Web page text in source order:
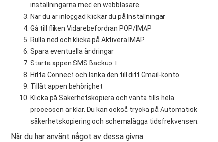
inställningarna med en webbläsare
När du är inloggad klickar du på Inställningar
Gå till fliken Vidarebefordran POP/IMAP
Rulla ned och klicka på Aktivera IMAP
Spara eventuella ändringar
Starta appen SMS Backup +
Hitta Connect och länka den till ditt Gmail-konto
Tillåt appen behörighet
Klicka på Säkerhetskopiera och vänta tills hela
processen är klar. Du kan också trycka på Automatisk
säkerhetskopiering och schemalägga tidsfrekvensen.
När du har använt något av dessa givna